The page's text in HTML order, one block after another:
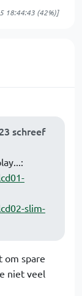
18:44:43 (42%)]
schreef
slim-
om spare
niet veel